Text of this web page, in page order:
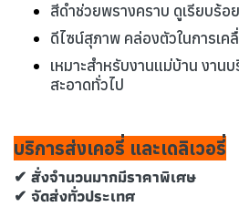
สีดำช่วยพรางคราบ ดูเรียบร้อย
ดีไซน์สุภาพ คล่องตัวในการเค
เหมาะสำหรับงานแม่บ้าน งาน
สะอาดทั่วไป
บริการส่งเคอรี่ และเดลิเวอรี่
✔ สั่งจำนวนมากมีราคาพิเศษ
✔ จัดส่งทั่วประเทศ